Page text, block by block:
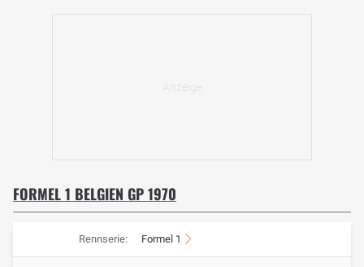
FORMEL 1 BELGIEN GP 1970
Rennserie: Formel 1